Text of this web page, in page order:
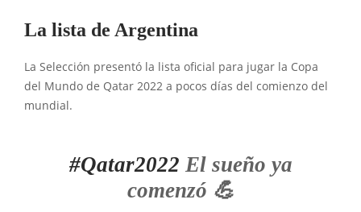
La lista de Argentina
La Selección presentó la lista oficial para jugar la Copa
del Mundo de Qatar 2022 a pocos días del comienzo del
mundial.
#Qatar2022 El sueño ya
comenzó 💪